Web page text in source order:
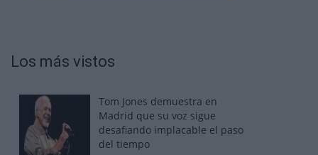
Los más vistos
Tom Jones demuestra en
Madrid que su voz sigue
desafiando implacable el paso
del tiempo